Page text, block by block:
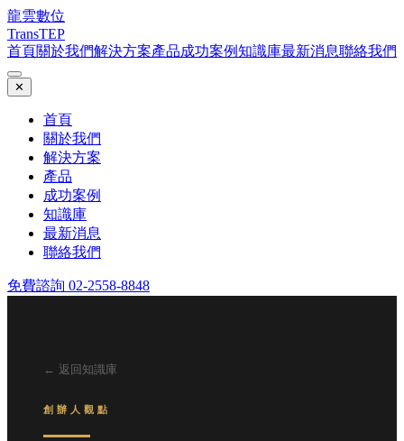
龍雲數位
TransTEP
首頁關於我們解決方案產品成功案例知識庫最新消息聯絡我們
✕
首頁
關於我們
解決方案
產品
成功案例
知識庫
最新消息
聯絡我們
免費諮詢 02-2558-8848
← 返回知識庫
創辦人觀點